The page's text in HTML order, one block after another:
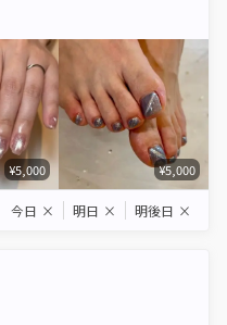
¥5,000 ¥5,000
今日 × 明日 × 明後日 ×